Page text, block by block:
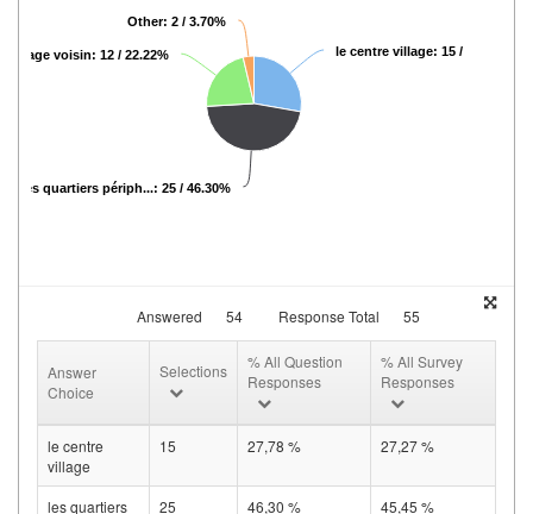
le centre village: 15 / 27.78%
les quartiers périph...: 25 / 46.30%
village voisin: 12 / 22.22%
Other: 2 / 3.70%
Answered 54 Response Total 55
Answer
Choice
Selections
% All Question
Responses
% All Survey
Responses
le centre
village
15 27,78 % 27,27 %
les quartiers 25 46,30 % 45,45 %